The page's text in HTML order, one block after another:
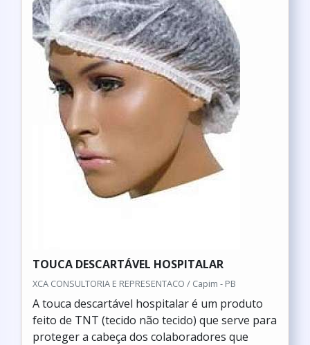
TOUCA DESCARTÁVEL HOSPITALAR
XCA CONSULTORIA E REPRESENTACO / Capim - PB
A touca descartável hospitalar é um produto
feito de TNT (tecido não tecido) que serve para
proteger a cabeça dos colaboradores que